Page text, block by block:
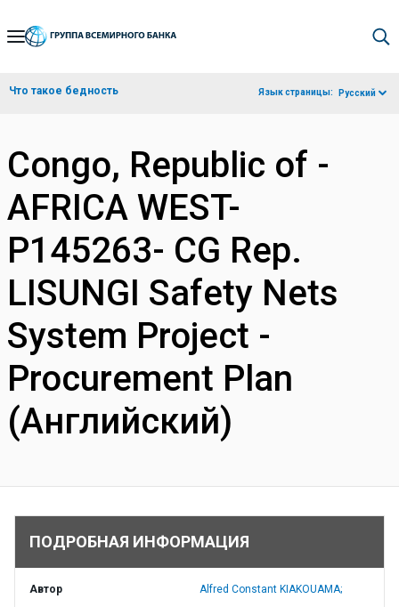
Skip
Navigation
Что такое бедность Язык страницы: Русский
Congo, Republic of -
AFRICA WEST-
P145263- CG Rep.
LISUNGI Safety Nets
System Project -
Procurement Plan
(Английский)
ПОДРОБНАЯ ИНФОРМАЦИЯ
Автор Alfred Constant KIAKOUAMA;